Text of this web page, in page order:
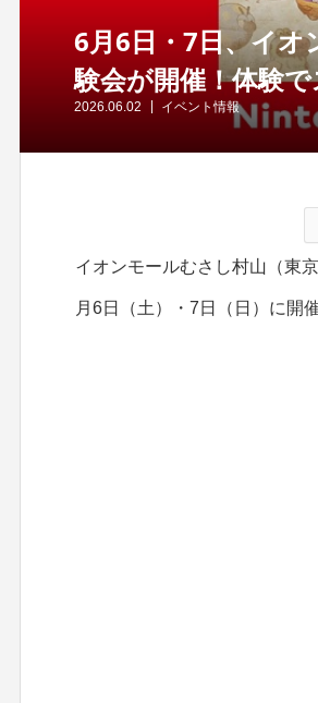
6月6日・7日、イ
験会が開催！体験
2026.06.02 イベント情報
イオンモールむさし村山（東
月6日（土）・7日（日）に開